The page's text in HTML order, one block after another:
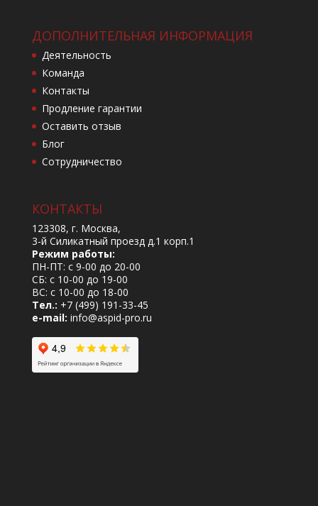
ДОПОЛНИТЕЛЬНАЯ ИНФОРМАЦИЯ
Деятельность
Команда
Контакты
Продление гарантии
Оставить отзыв
Блог
Сотрудничество
КОНТАКТЫ
123308, г. Москва,
3-й Силикатный проезд д.1 корп.1
Режим работы:
ПН-ПТ: с 9-00 до 20-00
СБ: с 10-00 до 19-00
ВС: с 10-00 до 18-00
Тел.: +7 (499) 191-33-45
e-mail: info@aspid-pro.ru